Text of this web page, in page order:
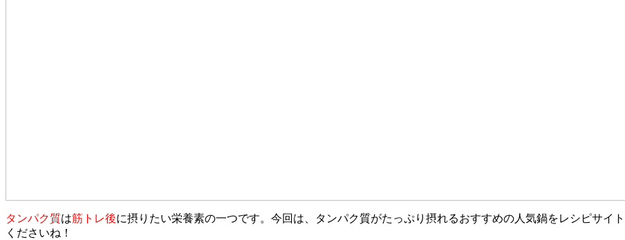
タンパク質は筋トレ後に摂りたい栄養素の一つです。今回は、タンパク質がたっぷり摂れるおすすめの人気鍋をレシピサイ
くださいね！